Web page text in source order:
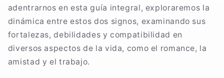
adentrarnos en esta guía integral, exploraremos la
dinámica entre estos dos signos, examinando sus
fortalezas, debilidades y compatibilidad en
diversos aspectos de la vida, como el romance, la
amistad y el trabajo.